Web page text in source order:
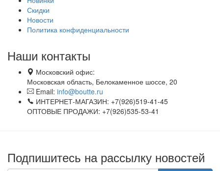
Скидки
Новости
Политика конфиденциальности
Наши контакты
Московский офис:
Московская область, Белокаменное шоссе, 20
Email: info@boutte.ru
ИНТЕРНЕТ-МАГАЗИН: +7(926)519-41-45
ОПТОВЫЕ ПРОДАЖИ: +7(926)535-53-41
Подпишитесь на рассылку новостей